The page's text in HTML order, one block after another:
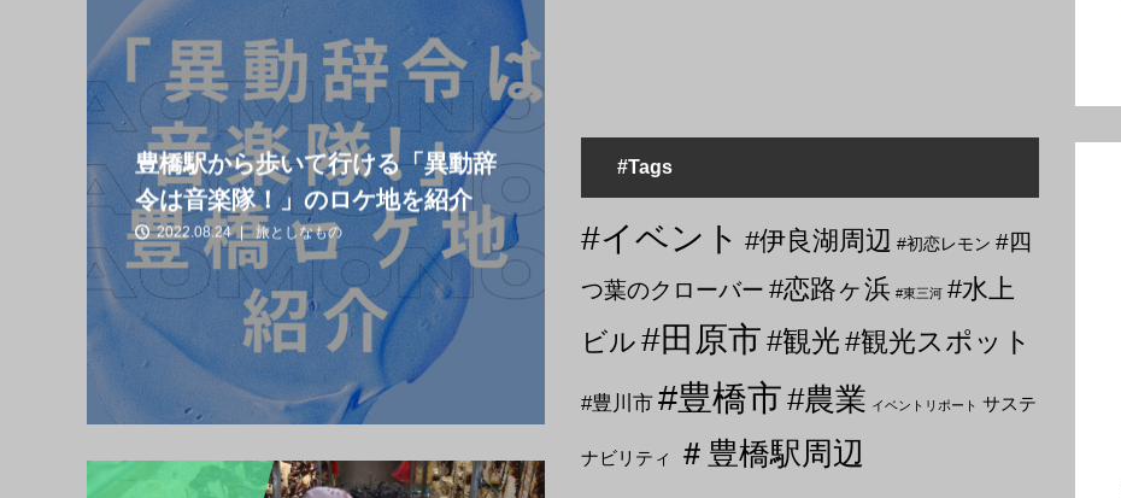
豊橋駅から歩いて行ける「異動辞
令は音楽隊！」のロケ地を紹介
2022.08.24 旅としなもの
#Tags
#イベント #伊良湖周辺 #初恋レモン #四
つ葉のクローバー #恋路ヶ浜 #東三河 #水上
ビル #田原市#観光#観光スポット
#豊川市 #豊橋市#農業 イベントリポート サステ
ナビリティ ＃豊橋駅周辺